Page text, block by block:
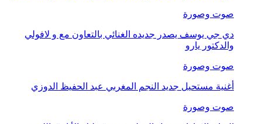
صوت وصورة
دي جي يوسف يصدر جديده الغنائي بالتعاون مع و لافولي
والدكتور يارو
صوت وصورة
أغنية مستحيل جديد النجم المغربي عبد الحفيظ الدوزي
صوت وصورة